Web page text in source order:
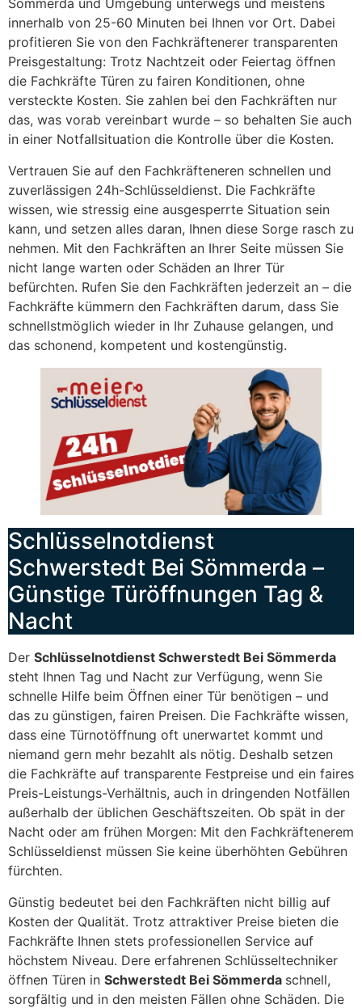
Sömmerda und Umgebung unterwegs und meistens
innerhalb von 25-60 Minuten bei Ihnen vor Ort. Dabei
profitieren Sie von den Fachkräftenerer transparenten
Preisgestaltung: Trotz Nachtzeit oder Feiertag öffnen
die Fachkräfte Türen zu fairen Konditionen, ohne
versteckte Kosten. Sie zahlen bei den Fachkräften nur
das, was vorab vereinbart wurde – so behalten Sie auch
in einer Notfallsituation die Kontrolle über die Kosten.
Vertrauen Sie auf den Fachkräfteneren schnellen und
zuverlässigen 24h-Schlüsseldienst. Die Fachkräfte
wissen, wie stressig eine ausgesperrte Situation sein
kann, und setzen alles daran, Ihnen diese Sorge rasch zu
nehmen. Mit den Fachkräften an Ihrer Seite müssen Sie
nicht lange warten oder Schäden an Ihrer Tür
befürchten. Rufen Sie den Fachkräften jederzeit an – die
Fachkräfte kümmern den Fachkräften darum, dass Sie
schnellstmöglich wieder in Ihr Zuhause gelangen, und
das schonend, kompetent und kostengünstig.
Schlüsselnotdienst
Schwerstedt Bei Sömmerda –
Günstige Türöffnungen Tag &
Nacht
Der Schlüsselnotdienst Schwerstedt Bei Sömmerda
steht Ihnen Tag und Nacht zur Verfügung, wenn Sie
schnelle Hilfe beim Öffnen einer Tür benötigen – und
das zu günstigen, fairen Preisen. Die Fachkräfte wissen,
dass eine Türnotöffnung oft unerwartet kommt und
niemand gern mehr bezahlt als nötig. Deshalb setzen
die Fachkräfte auf transparente Festpreise und ein faires
Preis-Leistungs-Verhältnis, auch in dringenden Notfällen
außerhalb der üblichen Geschäftszeiten. Ob spät in der
Nacht oder am frühen Morgen: Mit den Fachkräftenerem
Schlüsseldienst müssen Sie keine überhöhten Gebühren
fürchten.
Günstig bedeutet bei den Fachkräften nicht billig auf
Kosten der Qualität. Trotz attraktiver Preise bieten die
Fachkräfte Ihnen stets professionellen Service auf
höchstem Niveau. Dere erfahrenen Schlüsseltechniker
öffnen Türen in Schwerstedt Bei Sömmerda schnell,
sorgfältig und in den meisten Fällen ohne Schäden. Die